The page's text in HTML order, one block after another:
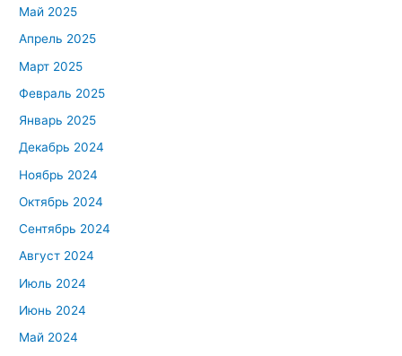
Май 2025
Апрель 2025
Март 2025
Февраль 2025
Январь 2025
Декабрь 2024
Ноябрь 2024
Октябрь 2024
Сентябрь 2024
Август 2024
Июль 2024
Июнь 2024
Май 2024